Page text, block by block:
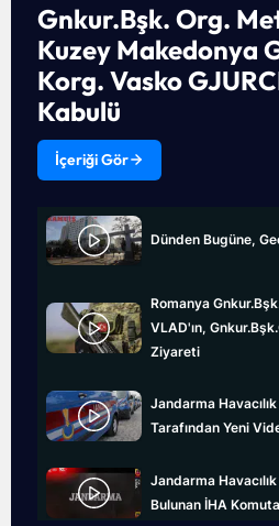
Gnkur.Bşk. Org.
Kuzey Makedonya
Korg. Vasko
Kabulü
İçeriği Gör
Dünden Bugüne,
Romanya
VLAD'ın,
Ziyareti
Jandarma
Tarafından Yeni
Jandarma
Bulunan İHA